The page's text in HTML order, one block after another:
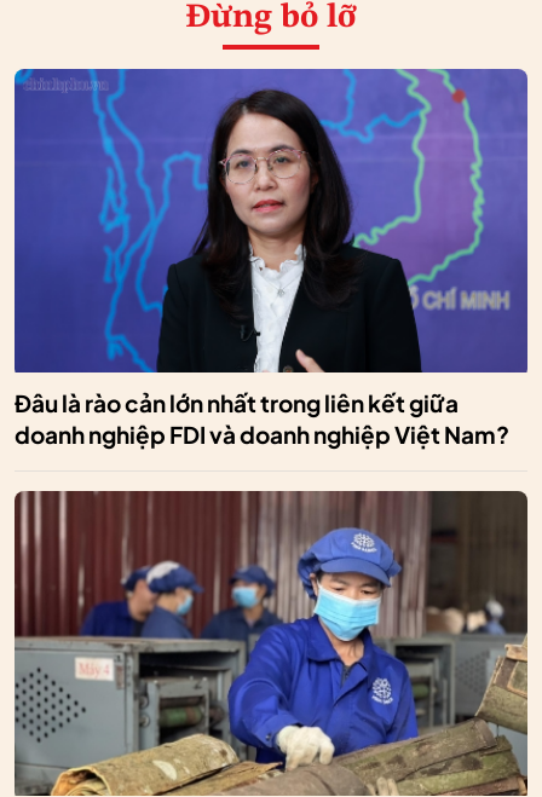
Đừng bỏ lỡ
Đâu là rào cản lớn nhất trong liên kết giữa
doanh nghiệp FDI và doanh nghiệp Việt Nam?